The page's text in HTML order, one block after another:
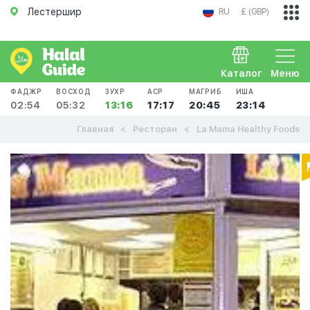
Лестершир RU £ (GBP)
Меню
Каталог
ФАДЖР
02:54
ВОСХОД
05:32
ЗУХР
13:16
АСР
17:17
МАГРИБ
20:45
ИША
23:14
Главная Ресторан La Mama Healthy Foods